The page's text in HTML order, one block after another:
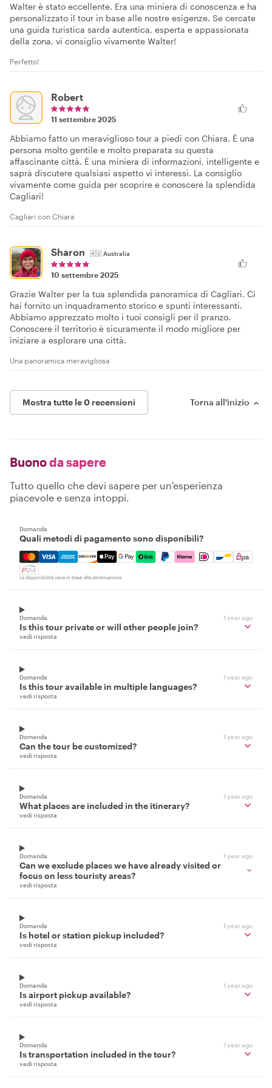
Walter è stato eccellente. Era una miniera di conoscenza e ha
personalizzato il tour in base alle nostre esigenze. Se cercate
una guida turistica sarda autentica, esperta e appassionata
della zona, vi consiglio vivamente Walter!
Perfetto!
Robert
11 settembre 2025
Abbiamo fatto un meraviglioso tour a piedi con Chiara. È una
persona molto gentile e molto preparata su questa
affascinante città. È una miniera di informazioni, intelligente e
saprà discutere qualsiasi aspetto vi interessi. La consiglio
vivamente come guida per scoprire e conoscere la splendida
Cagliari!
Cagliari con Chiara
Sharon 🇦🇺Australia
10 settembre 2025
Grazie Walter per la tua splendida panoramica di Cagliari. Ci
hai fornito un inquadramento storico e spunti interessanti.
Abbiamo apprezzato molto i tuoi consigli per il pranzo.
Conoscere il territorio è sicuramente il modo migliore per
iniziare a esplorare una città.
Una panoramica meravigliosa
Mostra tutte le 0 recensioni Torna all'inizio
Buonoda sapere
Tutto quello che devi sapere per un'esperienza
piacevole e senza intoppi.
Domanda
Quali metodi di pagamento sono disponibili?
Mastercard, Visa, Amex, Discover, Apple Pay, Google
La disponibilità varia in base alla destinazione
Domanda 1 year ago
Is this tour private or will other people join?
vedi risposta
Domanda 1 year ago
Is this tour available in multiple languages?
vedi risposta
Domanda 1 year ago
Can the tour be customized?
vedi risposta
Domanda 1 year ago
What places are included in the itinerary?
vedi risposta
Domanda 1 year ago
Can we exclude places we have already visited or
focus on less touristy areas?
vedi risposta
Domanda 1 year ago
Is hotel or station pickup included?
vedi risposta
Domanda 1 year ago
Is airport pickup available?
vedi risposta
Domanda 1 year ago
Is transportation included in the tour?
vedi risposta